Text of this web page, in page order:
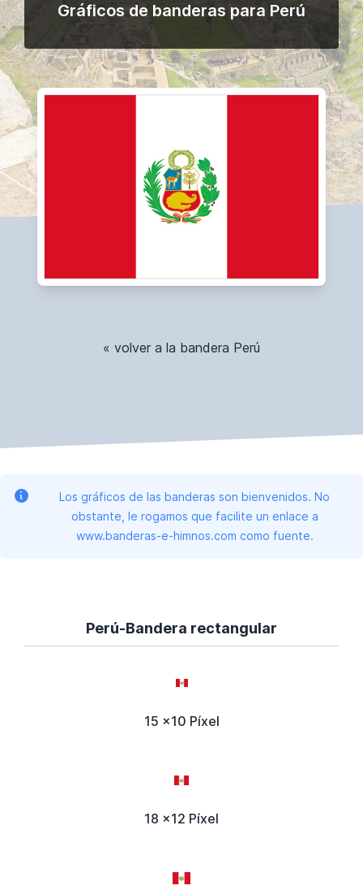
Gráficos de banderas para Perú
« volver a la bandera Perú
Los gráficos de las banderas son bienvenidos. No
obstante, le rogamos que facilite un enlace a
www.banderas-e-himnos.com como fuente.
Perú-Bandera rectangular
15 x10 Píxel
18 x12 Píxel